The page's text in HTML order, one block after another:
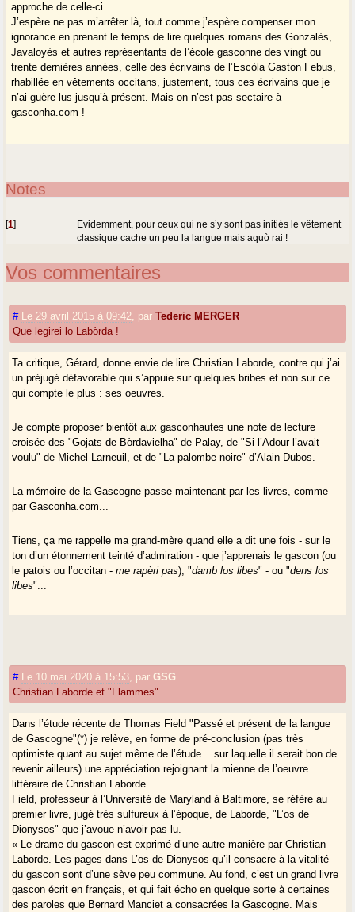
approche de celle-ci.
J’espère ne pas m’arrêter là, tout comme j’espère compenser mon
ignorance en prenant le temps de lire quelques romans des Gonzalès,
Javaloyès et autres représentants de l’école gasconne des vingt ou
trente dernières années, celle des écrivains de l’Escòla Gaston Febus,
rhabillée en vêtements occitans, justement, tous ces écrivains que je
n’ai guère lus jusqu’à présent. Mais on n’est pas sectaire à
gasconha.com !
Notes
[1]
Evidemment, pour ceux qui ne s’y sont pas initiés le vêtement
classique cache un peu la langue mais aquò rai !
Vos commentaires
# Le 29 avril 2015 à 09:42 parTederic MERGER
Que legirei lo Labòrda !
Ta critique, Gérard, donne envie de lire Christian Laborde, contre qui j’ai
un préjugé défavorable qui s’appuie sur quelques bribes et non sur ce
qui compte le plus : ses oeuvres.
Je compte proposer bientôt aux gasconhautes une note de lecture
croisée des "Gojats de Bòrdavielha" de Palay, de "Si l’Adour l’avait
voulu" de Michel Larneuil, et de "La palombe noire" d’Alain Dubos.
La mémoire de la Gascogne passe maintenant par les livres, comme
par Gasconha.com...
Tiens, ça me rappelle ma grand-mère quand elle a dit une fois - sur le
ton d’un étonnement teinté d’admiration - que j’apprenais le gascon (ou
le patois ou l’occitan -me rapèri pas), "damb los libes" - ou "dens los
libes"...
# Le 10 mai 2020 à 15:53 parGSG
Christian Laborde et "Flammes"
Dans l’étude récente de Thomas Field "Passé et présent de la langue
de Gascogne"(*) je relève, en forme de pré-conclusion (pas très
optimiste quant au sujet même de l’étude... sur laquelle il serait bon de
revenir ailleurs) une appréciation rejoignant la mienne de l’oeuvre
littéraire de Christian Laborde.
Field, professeur à l’Université de Maryland à Baltimore, se réfère au
premier livre, jugé très sulfureux à l’époque, de Laborde, "L’os de
Dionysos" que j’avoue n’avoir pas lu.
« Le drame du gascon est exprimé d’une autre manière par Christian
Laborde. Les pages dans L’os de Dionysos qu’il consacre à la vitalité
du gascon sont d’une sève peu commune. Au fond, c’est un grand livre
gascon écrit en français, et qui fait écho en quelque sorte à certaines
des paroles que Bernard Manciet a consacrées la Gascogne. Mais